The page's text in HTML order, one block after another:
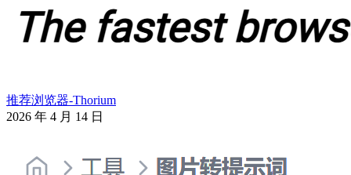
推荐浏览器-Thorium
2026 年 4 月 14 日